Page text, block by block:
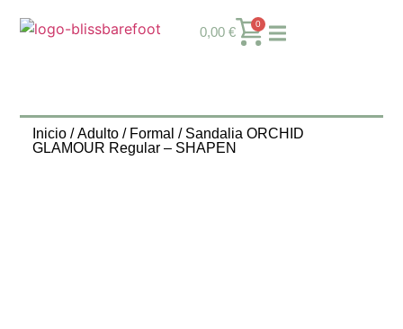
0,00€
0
Inicio/Adulto/ Formal / Sandalia ORCHID
GLAMOUR Regular – SHAPEN